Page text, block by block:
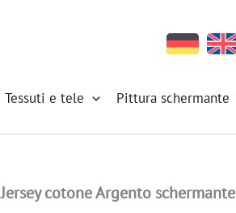
Tessuti e tele Pittura schermante
Jersey cotone Argento schermante
Jersey